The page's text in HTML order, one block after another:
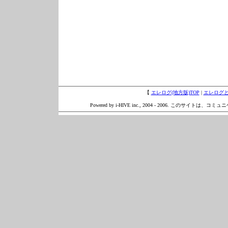
【 エレログ(地方版)TOP | エレログ
Powered by i-HIVE inc., 2004 - 2006. このサイトは、コミュ